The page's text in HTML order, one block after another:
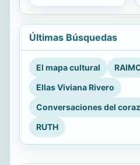
Últimas Búsquedas
El mapa cultural
Ellas Viviana Rivero
Conversaciones del
RUTH